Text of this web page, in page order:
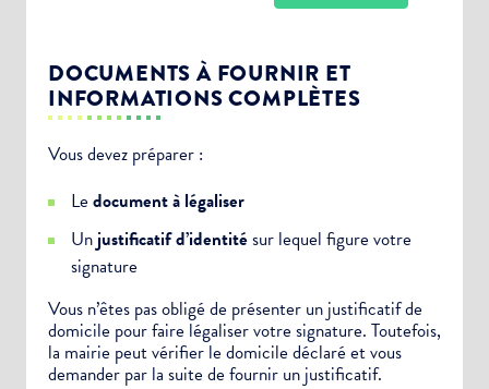
DOCUMENTS À FOURNIR ET
INFORMATIONS COMPLÈTES
Vous devez préparer :
Le document à légaliser
Un justificatif d’identitésur lequel figure votre
signature
Vous n’êtes pas obligé de présenter un justificatif de
domicile pour faire légaliser votre signature. Toutefois,
la mairie peut vérifier le domicile déclaré et vous
demander par la suite de fournir un justificatif.
Newsletter Culture